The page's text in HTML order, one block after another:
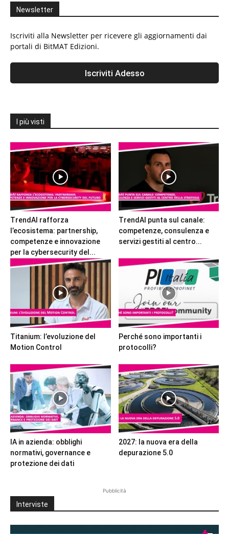
Newsletter
Iscriviti alla Newsletter per ricevere gli aggiornamenti dai
portali di BitMAT Edizioni.
I più visti
TrendAI rafforza
l’ecosistema: partnership,
competenze e innovazione
per la cybersecurity del...
TrendAI punta sul canale:
competenze, consulenza e
servizi gestiti al centro...
Titanium: l’evoluzione del
Motion Control
Perché sono importanti i
protocolli?
IA in azienda: obblighi
normativi, governance e
protezione dei dati
2027: la nuova era della
depurazione 5.0
Pubblicità
Interviste